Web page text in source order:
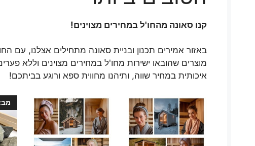
קנו סאונה מהחו'ל במחירים מצוינים!
באזור אמירים תכנון ובניית סאונה מתחילים אצלנו, עם
מוצרים שהובאו ישירות מחו'ל במחירים מצוינים וללא
איכותית במחיר שווה, ותיהנו מחווית ספא ורוגע בביתכם!